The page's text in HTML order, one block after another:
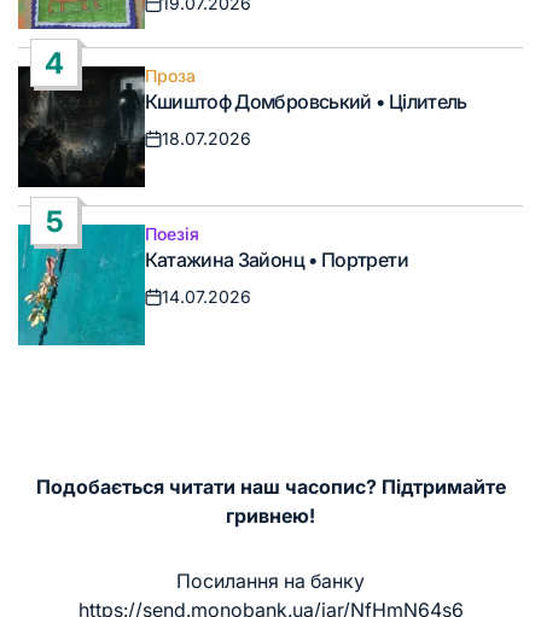
Дата
4
Опублікувати
у
Проза
Кшиштоф Домбровський • Цілитель
Дата
запису
18.07.2026
5
Опублікувати
у
Поезія
Катажина Зайонц • Портрети
Дата
14.07.2026
Подобається читати наш часопис? Підтримайте
гривнею!
Посилання на банку
https://send.monobank.ua/jar/NfHmN64s6